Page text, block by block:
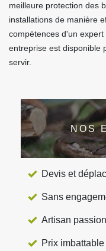
meilleure protection des
installations de manière
compétences d'un
entreprise est disponible
servir.
NOS
Devis et
Sans
Artisan
Prix imbattable